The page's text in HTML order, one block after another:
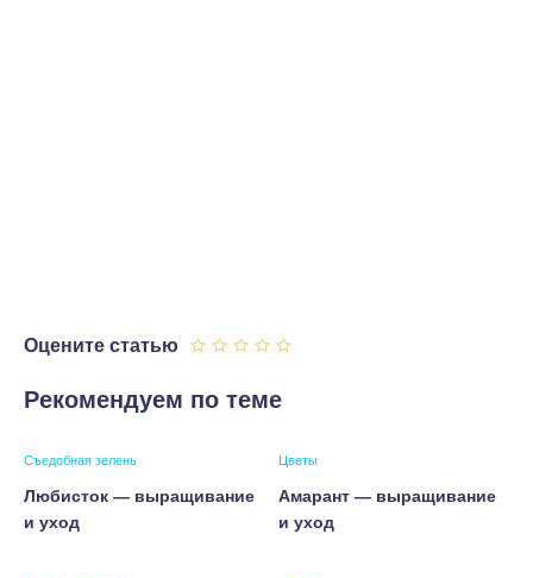
Оцените статью
Рекомендуем по теме
Съедобная зелень
Любисток — выращивание
и уход
Цветы
Амарант — выращивание
и уход